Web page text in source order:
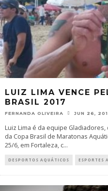
LUIZ LIMA VENCE
BRASIL 2017
FERNANDA OLIVEIRA JUN 26,
Luiz Lima é da equipe
da Copa Brasil de Maratonas
25/6, em Fortaleza, c...
DESPORTOS AQUÁTICOS ESPORTES